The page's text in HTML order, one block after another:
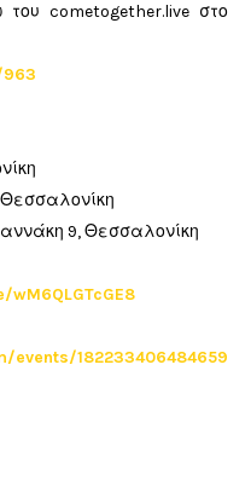
cometogether.live στο
Θεσσαλονίκη
9, Θεσσαλονίκη
events/182233406484659